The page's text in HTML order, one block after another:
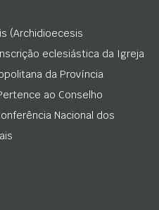
(Archidioecesis
eclesiástica da Igreja
da Província
ao Conselho
Nacional dos